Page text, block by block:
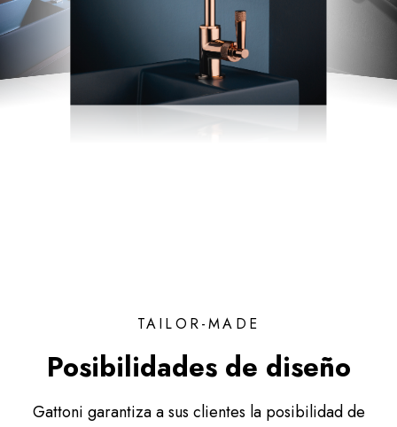
TAILOR-MADE
Posibilidades de diseño
Gattoni garantiza a sus clientes la posibilidad de